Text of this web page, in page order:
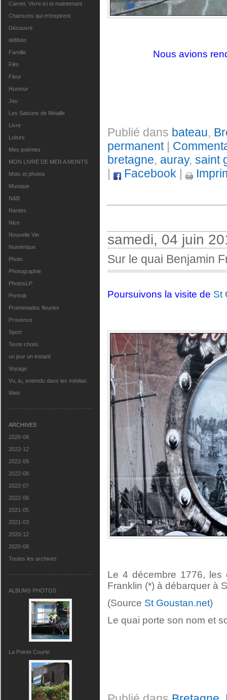
Carnet, Vivre ici et maintenant
Chansons qui m'inspirent
Découvrir
défifoto
Famille
Film
Fleur
Humour
Jeu
Les Saisons de Méaille
Livre
Loisirs
Mes poèmes
MON LIVRE DE MER A MONTS
Mots et photos
Musique
N&B
Nantes
Nice
Nouvelle Vie
Numérique
Photo
Photographie
PhotosLP
Portrait
Promenades fleuries
Provence
Sport
Texte choisi
un jour un instant
Voyage
Vu, lu, entendu dans les médias
Web
ARCHIVES
2026-08
2022-12
2022-09
2022-08
2022-07
2022-06
2021-05
2021-03
2020-12
2020-08
Toutes les archives
ALBUMS PHOTOS
La Pointe Courte
Nous avions
Publié dans bateau,
permanent|
bretagne, auray, saint
|
Facebook |
samedi, 04 juin
Sur le quai Benjamin
Poursuivons la visite de St
Le 4 décembre 1776, les
Franklin (*) à débarquer à
(Source St Goustan.net)
Le quai porte son nom et